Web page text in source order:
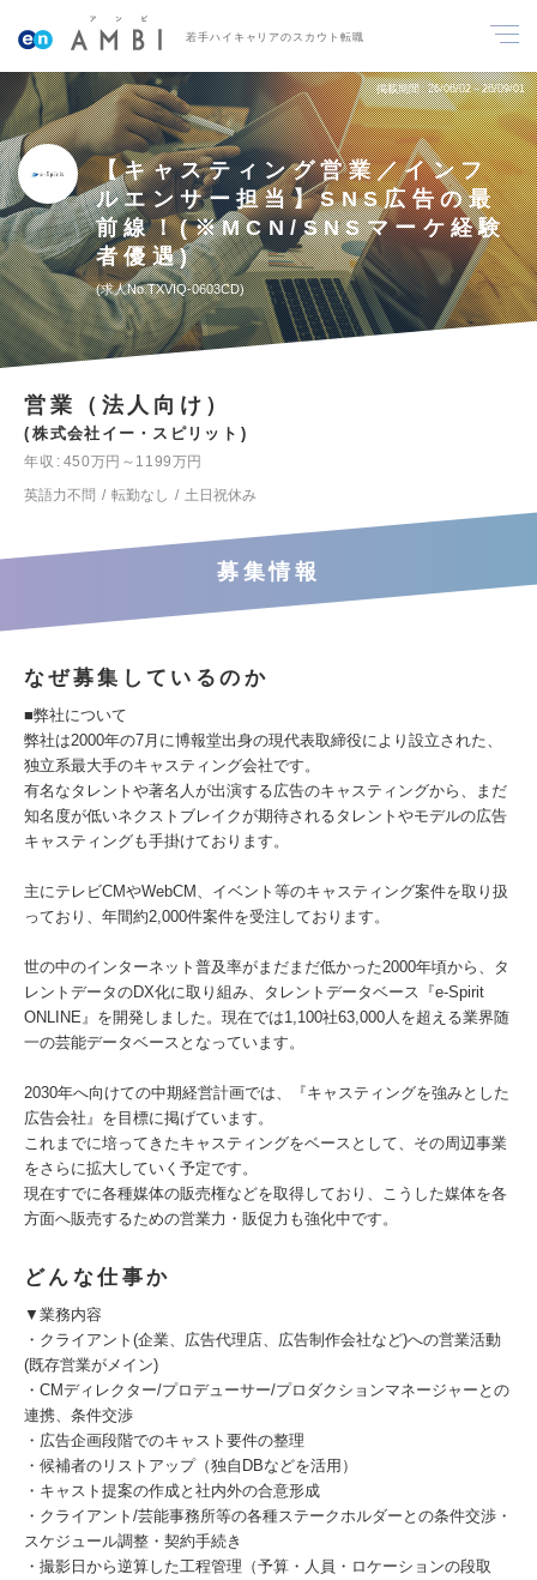
若手ハイキャリアのスカウト転職
掲載期間 26/06/02～26/09/01
【キャスティング営業／インフ
ルエンサー担当】SNS広告の最
前線！(※MCN/SNSマーケ経験
者優遇)
求人No.TXVIQ-0603CD
営業（法人向け）
株式会社イー・スピリット
年収
450万円～1199万円
英語力不問
転勤なし 土日祝休み
募集情報
なぜ募集しているのか
■弊社について
弊社は2000年の7月に博報堂出身の現代表取締役により設立された、
独立系最大手のキャスティング会社です。
有名なタレントや著名人が出演する広告のキャスティングから、まだ
知名度が低いネクストブレイクが期待されるタレントやモデルの広告
キャスティングも手掛けております。
主にテレビCMやWebCM、イベント等のキャスティング案件を取り扱
っており、年間約2,000件案件を受注しております。
世の中のインターネット普及率がまだまだ低かった2000年頃から、タ
レントデータのDX化に取り組み、タレントデータベース『e-Spirit
ONLINE』を開発しました。現在では1,100社63,000人を超える業界随
一の芸能データベースとなっています。
2030年へ向けての中期経営計画では、『キャスティングを強みとした
広告会社』を目標に掲げています。
これまでに培ってきたキャスティングをベースとして、その周辺事業
をさらに拡大していく予定です。
現在すでに各種媒体の販売権などを取得しており、こうした媒体を各
方面へ販売するための営業力・販促力も強化中です。
どんな仕事か
▼業務内容
・クライアント(企業、広告代理店、広告制作会社など)への営業活動
(既存営業がメイン)
・CMディレクター/プロデューサー/プロダクションマネージャーとの
連携、条件交渉
・広告企画段階でのキャスト要件の整理
・候補者のリストアップ（独自DBなどを活用）
・キャスト提案の作成と社内外の合意形成
・クライアント/芸能事務所等の各種ステークホルダーとの条件交渉・
スケジュール調整・契約手続き
・撮影日から逆算した工程管理（予算・人員・ロケーションの段取